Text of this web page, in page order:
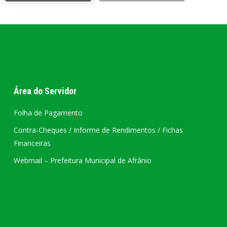
Área do Servidor
Folha de Pagamento
Contra-Cheques / Informe de Rendimentos / Fichas
Financeiras
Webmail – Prefeitura Municipal de Afrânio